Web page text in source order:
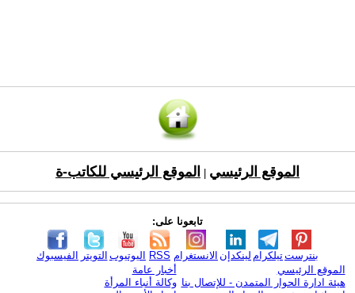
الموقع الرئيسي الموقع الرئيسي للكاتب-ة
تابعونا على:
الفيسبوك التويتر اليوتيوب RSS الانستغرام لينكدإن تيلكرامبنترست
الموقع الرئيسي
هيئة ادارة الحوار المتمدن - للإتصال بنا
أخبار عامة
وكالة أنباء المرأة